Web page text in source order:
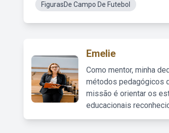
FigurasDe Campo De Futebol
Emelie
Como mentor, minha
métodos pedagógicos
missão é orientar os
educacionais